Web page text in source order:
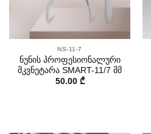
NS-11-7
ნუნის პროფესიონალური
მკვნეტარა SMART-11/7 მმ
50.00 ₾